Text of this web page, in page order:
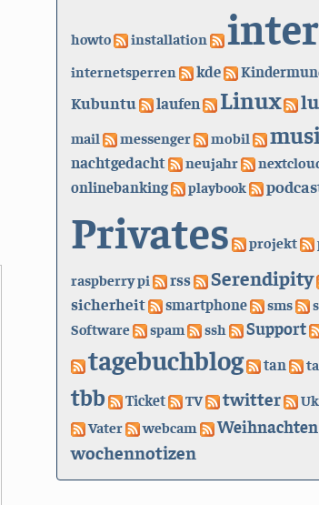
howto installation
internetsperren kde
Kubuntu
laufen Linux
mail messenger mobil
nachtgedacht neujahr
onlinebanking playbook
Privates projekt
raspberry pi rss Serendipity
sicherheit smartphone sms
Software
spam ssh Support
tagebuchblog tan
tbb Ticket TV twitter
Vater webcam Weihnachten
wochennotizen